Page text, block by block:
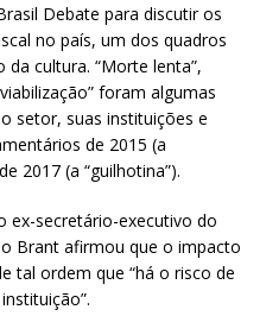
Debate para discutir os
no país, um dos quadros
cultura. “Morte lenta”,
foram algumas
setor, suas instituições e
de 2015 (a
2017 (a “guilhotina”).
ex-secretário-executivo do
Brant afirmou que o impacto
tal ordem que “há o risco de